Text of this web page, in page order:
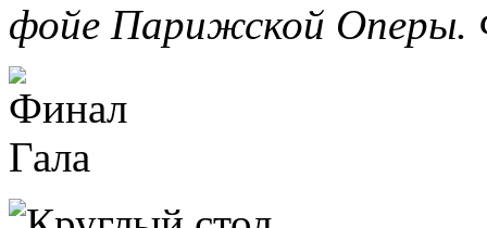
фойе Парижской Оперы.